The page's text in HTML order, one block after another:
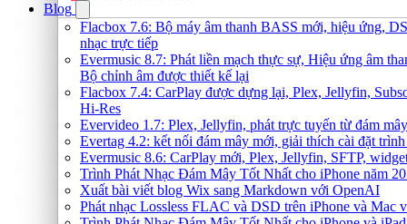
Blog
Flacbox 7.6: Bộ máy âm thanh BASS mới, hiệu ứng,
nhạc trực tiếp
Evermusic 8.7: Phát liền mạch thực sự, Hiệu ứng âm
Bộ chỉnh âm được thiết kế lại
Flacbox 7.4: CarPlay được dựng lại, Plex, Jellyfin,
Hi-Res
Evervideo 1.7: Plex, Jellyfin, phát trực tuyến từ đám
Evertag 4.2: kết nối đám mây mới, giải thích cài đặt
Evermusic 8.6: CarPlay mới, Plex, Jellyfin, SFTP,
Trình Phát Nhạc Đám Mây Tốt Nhất cho iPhone năm
Xuất bài viết blog Wix sang Markdown với OpenAI
Phát nhạc Lossless FLAC và DSD trên iPhone và Mac